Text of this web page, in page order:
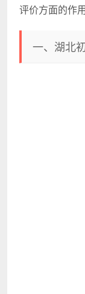
评价方面的作
一、湖北